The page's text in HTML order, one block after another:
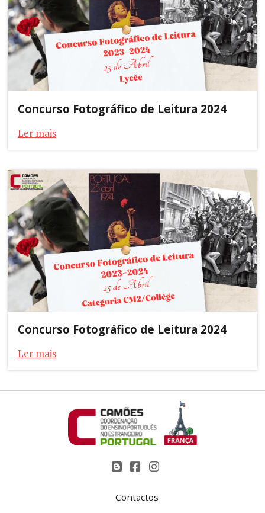
Concurso Fotográfico de Leitura 2024
Ler mais
Concurso Fotográfico de Leitura 2024
Ler mais
Contactos